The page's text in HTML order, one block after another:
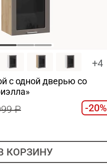
+4
c одной дверью со
-20%
КОРЗИНУ